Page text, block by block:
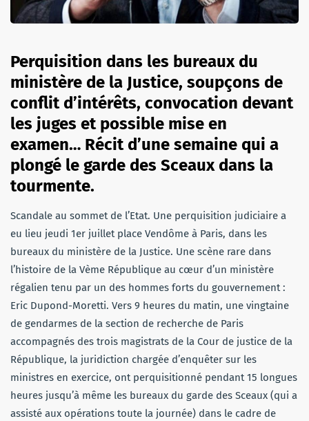
Perquisition dans les bureaux du
ministère de la Justice, soupçons de
conflit d’intérêts, convocation devant
les juges et possible mise en
examen… Récit d’une semaine qui a
plongé le garde des Sceaux dans la
tourmente.
Scandale au sommet de l’Etat. Une perquisition judiciaire a
eu lieu jeudi 1er juillet place Vendôme à Paris, dans les
bureaux du ministère de la Justice. Une scène rare dans
l’histoire de la Vème République au cœur d’un ministère
régalien tenu par un des hommes forts du gouvernement :
Eric Dupond-Moretti. Vers 9 heures du matin, une vingtaine
de gendarmes de la section de recherche de Paris
accompagnés des trois magistrats de la Cour de justice de la
République, la juridiction chargée d’enquêter sur les
ministres en exercice, ont perquisitionné pendant 15 longues
heures jusqu’à même les bureaux du garde des Sceaux (qui a
assisté aux opérations toute la journée) dans le cadre de